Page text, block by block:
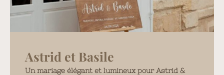
Astrid et Basile
Un mariage élégant et lumineux pour Astrid &